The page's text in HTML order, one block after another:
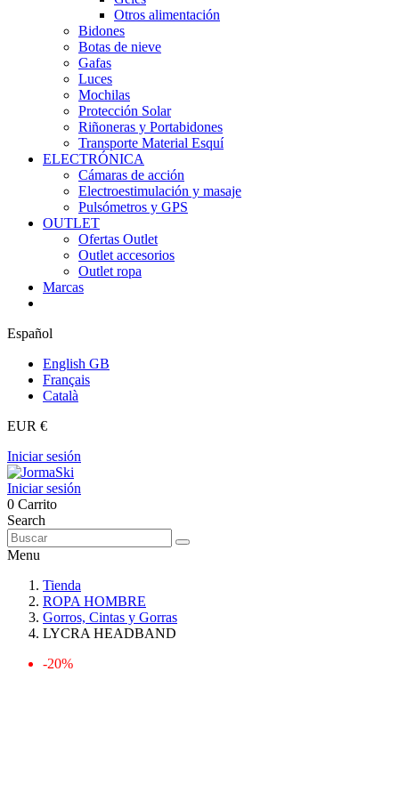
Otros alimentación
Bidones
Botas de nieve
Gafas
Luces
Mochilas
Protección Solar
Riñoneras y Portabidones
Transporte Material Esquí
ELECTRÓNICA
Cámaras de acción
Electroestimulación y masaje
Pulsómetros y GPS
OUTLET
Ofertas Outlet
Outlet accesorios
Outlet ropa
Marcas
Español
English GB
Français
Català
EUR €
Iniciar sesión
Iniciar sesión
0 Carrito
Search
Menu
Tienda
ROPA HOMBRE
Gorros, Cintas y Gorras
LYCRA HEADBAND
-20%